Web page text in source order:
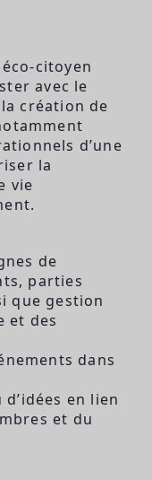
citoyen
avec le
création de
d’une
la
vie
de
parties
que gestion
et des
dans
en lien
et du